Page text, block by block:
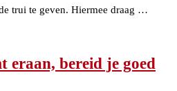
trui te geven. Hiermee draag …
eraan, bereid je goed